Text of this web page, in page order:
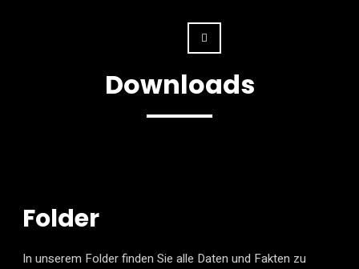
Downloads
Folder
In unserem Folder finden Sie alle Daten und Fakten zu